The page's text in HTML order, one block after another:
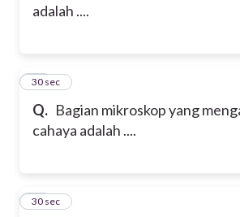
adalah ....
Q. Bagian mikroskop yang
cahaya adalah ....
19
30 sec
20
30 sec